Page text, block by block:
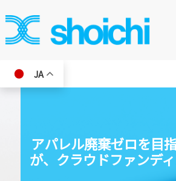
JA
アパレル廃棄ゼロを目
が、クラウドファンデ